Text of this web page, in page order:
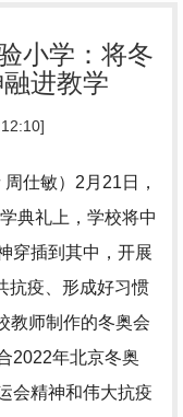
小学：将冬
进教学
仕敏）2月21日，
典礼上，学校将中
穿插到其中，开展
抗疫、形成好习惯
教师制作的冬奥会
2022年北京冬奥
会精神和伟大抗疫